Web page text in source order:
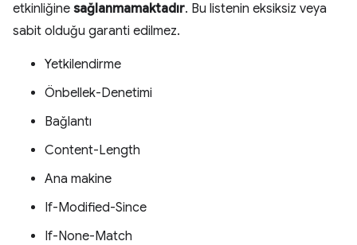
etkinliğine sağlanmamaktadır. Bu listenin eksiksiz veya
sabit olduğu garanti edilmez.
Yetkilendirme
Önbellek-Denetimi
Bağlantı
Content-Length
Ana makine
If-Modified-Since
If-None-Match